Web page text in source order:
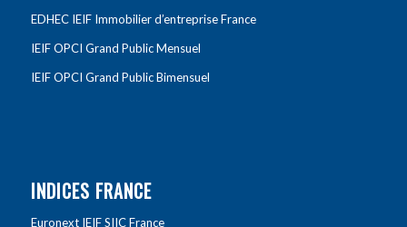
EDHEC IEIF Immobilier d’entreprise France
IEIF OPCI Grand Public Mensuel
IEIF OPCI Grand Public Bimensuel
INDICES FRANCE
Euronext IEIF SIIC France